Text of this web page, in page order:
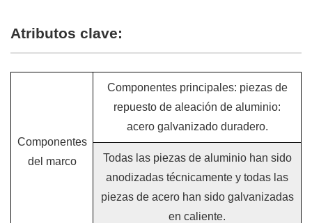
Atributos clave:
Componentes
del marco
Componentes principales: piezas de
repuesto de aleación de aluminio:
acero galvanizado duradero.
Todas las piezas de aluminio han sido
anodizadas técnicamente y todas las
piezas de acero han sido galvanizadas
en caliente.